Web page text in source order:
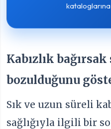
kataloglarına
Kabızlık bağırsak
bozulduğunu
Sık ve uzun süreli
sağlığıyla ilgili bir